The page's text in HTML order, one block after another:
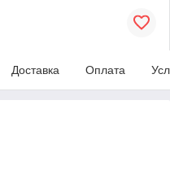
Доставка Оплата